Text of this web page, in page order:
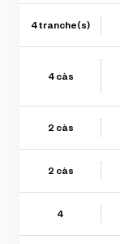
4tranche(s)
4càs
2 càs
2 càs
4